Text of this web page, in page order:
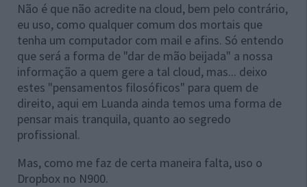
Não é que não acredite na cloud, bem pelo contrário,
eu uso, como qualquer comum dos mortais que
tenha um computador com mail e afins. Só entendo
que será a forma de "dar de mão beijada" a nossa
informação a quem gere a tal cloud, mas... deixo
estes "pensamentos filosóficos" para quem de
direito, aqui em Luanda ainda temos uma forma de
pensar mais tranquila, quanto ao segredo
profissional.
Mas, como me faz de certa maneira falta, uso o
Dropbox no N900.